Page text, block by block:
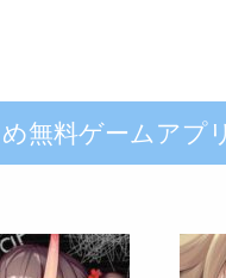
無料ゲームアプ